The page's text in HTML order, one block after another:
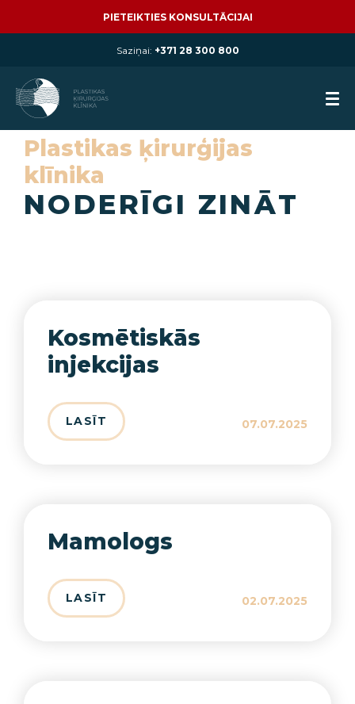
PIETEIKTIES KONSULTĀCIJAI
Saziņai: +371 28 300 800
Plastikas ķirurģijas
klīnika
NODERĪGI ZINĀT
Kosmētiskās
injekcijas
07.07.2025
LASĪT
Mamologs
02.07.2025
LASĪT